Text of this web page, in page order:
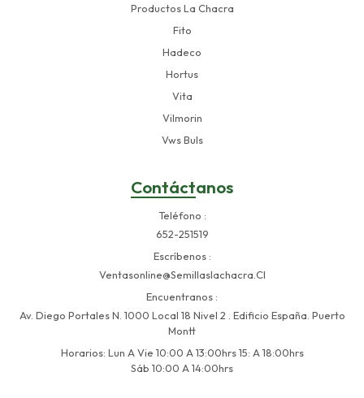
Productos La Chacra
Fito
Hadeco
Hortus
Vita
Vilmorin
Vws Buls
Contáctanos
Teléfono
652-251519
Escríbenos
Ventasonline@semillaslachacra.cl
Encuentranos
Av. Diego Portales N. 1000 Local 18 Nivel 2 . Edificio España. Puerto
Montt
Horarios: Lun A Vie 10:00 A 13:00hrs 15: A 18:00hrs
Sáb 10:00 A 14:00hrs